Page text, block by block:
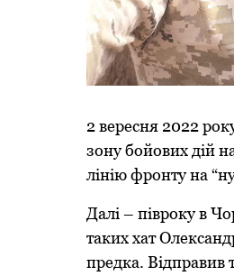
2 вересня 2022
зону бойових дій
лінію фронту на
Далі – півроку в
таких хат
предка. Відправив